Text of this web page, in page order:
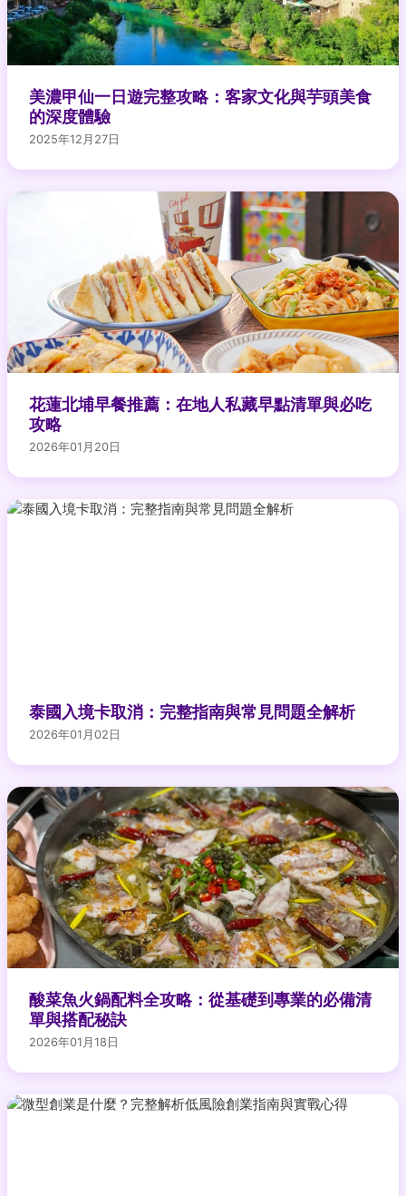
美濃甲仙一日遊完整攻略：客家文化與芋頭美食
的深度體驗
2025年12月27日
花蓮北埔早餐推薦：在地人私藏早點清單與必吃
攻略
2026年01月20日
泰國入境卡取消：完整指南與常見問題全解析
2026年01月02日
酸菜魚火鍋配料全攻略：從基礎到專業的必備清
單與搭配秘訣
2026年01月18日